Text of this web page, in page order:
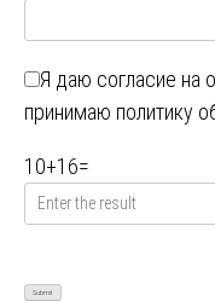
Я даю согласие на
принимаю политику
10+16=